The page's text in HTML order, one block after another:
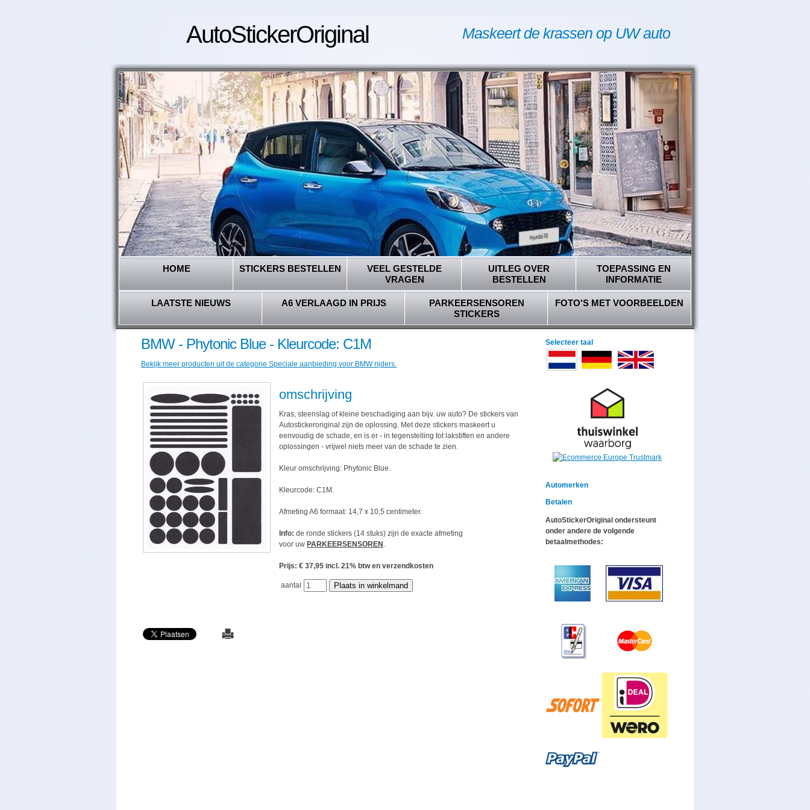
AutoStickerOriginal Maskeert de krassen op UW auto
HOME STICKERS BESTELLEN
VEEL GESTELDE
VRAGEN
UITLEG OVER
BESTELLEN
TOEPASSING EN
INFORMATIE
LAATSTE NIEUWS A6 VERLAAGD IN PRIJS
PARKEERSENSOREN
STICKERS
FOTO'S MET VOORBEELDEN
BMW - Phytonic Blue - Kleurcode: C1M
Bekijk meer producten uit de categorie Speciale aanbieding voor BMW rijders.
omschrijving
Kras, steenslag of kleine beschadiging aan bijv. uw auto? De stickers van
Autostickeroriginal zijn de oplossing. Met deze stickers maskeert u
eenvoudig de schade, en is er - in tegenstelling tot lakstiften en andere
oplossingen - vrijwel niets meer van de schade te zien.
Kleur omschrijving: Phytonic Blue.
Kleurcode: C1M.
Afmeting A6 formaat: 14,7 x 10,5 centimeter.
Info: de ronde stickers (14 stuks) zijn de exacte afmeting
voor uw PARKEERSENSOREN .
Prijs: € 37,95 incl. 21% btw en verzendkosten
aantal
Selecteer taal
Automerken
Betalen
AutoStickerOriginal ondersteunt
onder andere de volgende
betaalmethodes: